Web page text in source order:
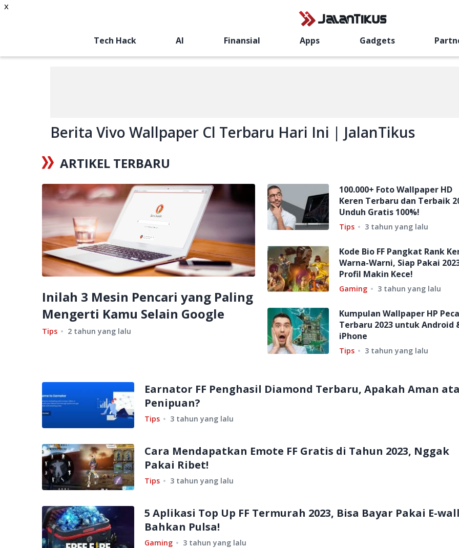
Tech Hack AI Finansial Apps Gadgets
Berita Vivo Wallpaper Cl Terbaru Hari Ini | JalanTikus
ARTIKEL TERBARU
Inilah 3 Mesin Pencari yang Paling
Mengerti Kamu Selain Google
Tips 2 tahun yang lalu
100.000+ Foto Wallpaper HD
Keren Terbaru dan Terbaik
Unduh Gratis 100%!
Tips 3 tahun yang lalu
Kode Bio FF Pangkat Rank
Warna-Warni, Siap Pakai
Profil Makin Kece!
Gaming 3 tahun yang lalu
Kumpulan Wallpaper HP
Terbaru 2023 untuk Android
iPhone
Tips 3 tahun yang lalu
Earnator FF Penghasil Diamond Terbaru, Apakah Aman
Penipuan?
Tips 3 tahun yang lalu
Cara Mendapatkan Emote FF Gratis di Tahun 2023, Nggak
Pakai Ribet!
Tips 3 tahun yang lalu
5 Aplikasi Top Up FF Termurah 2023, Bisa Bayar Pakai E-
Bahkan Pulsa!
Gaming 3 tahun yang lalu
x